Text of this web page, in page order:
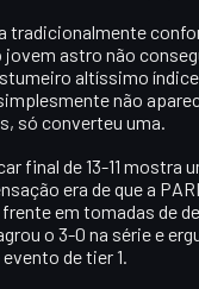
tradicionalmente
jovem astro não
altíssimo
não
só converteu uma.
final de13-11 mostra
era de que a
em tomadas de
o 3-0 na sériee
de tier 1.